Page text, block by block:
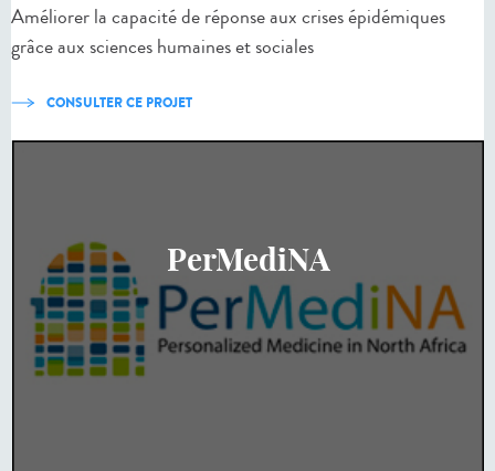
Améliorer la capacité de réponse aux crises épidémiques
grâce aux sciences humaines et sociales
CONSULTER CE PROJET
PerMediNA